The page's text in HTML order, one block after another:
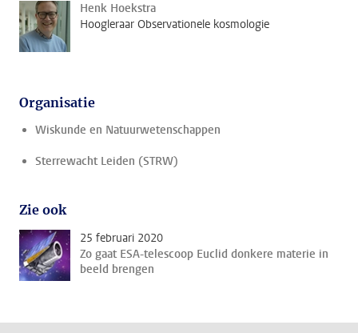
Henk Hoekstra
Hoogleraar Observationele kosmologie
Organisatie
Wiskunde en Natuurwetenschappen
Sterrewacht Leiden (STRW)
Zie ook
25 februari 2020
Zo gaat ESA-telescoop Euclid donkere materie in
beeld brengen